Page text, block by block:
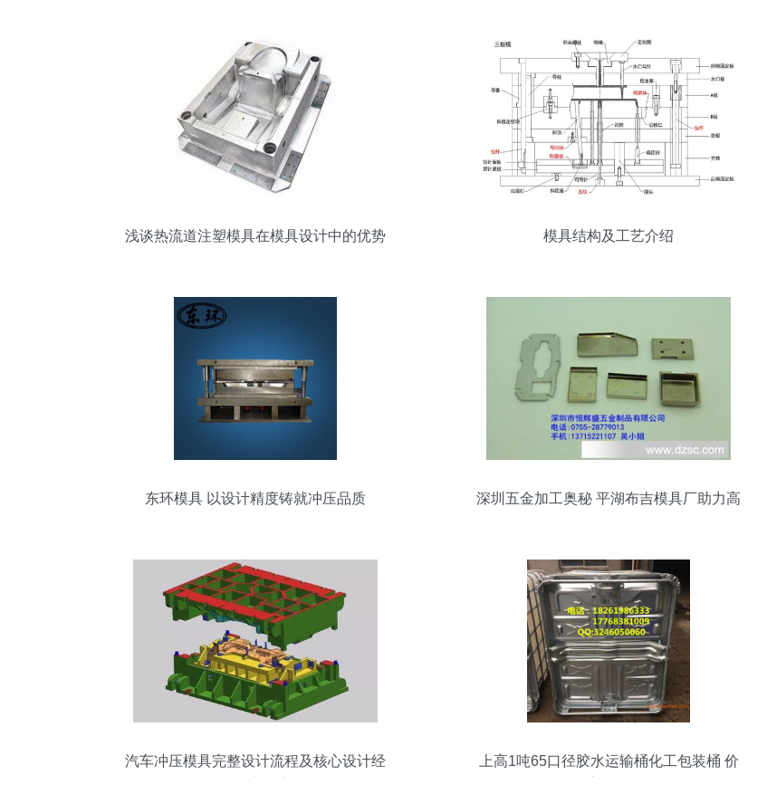
浅谈热流道注塑模具在模具设计中的优势 模具结构及工艺介绍
东环模具 以设计精度铸就冲压品质
深圳五金加工奥秘 平湖布吉模具厂助力高
汽车冲压模具完整设计流程及核心设计经
上高1吨65口径胶水运输桶化工包装桶 价